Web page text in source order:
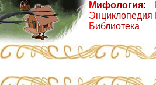
Мифология:
Энциклопедия
Библиотека